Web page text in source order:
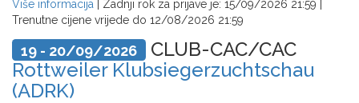
Više informacija
| Zadnji rok za prijave je: 15/09/2026 21:59
Trenutne cijene vrijede do 12/08/2026 21:59
19 - 20/09/2026 CLUB-CAC/CAC
Rottweiler Klubsiegerzuchtschau
(ADRK)